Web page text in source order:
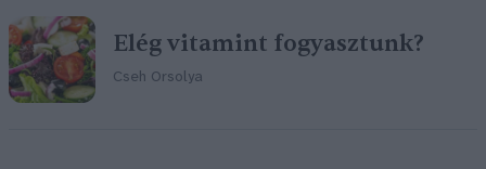
Elég vitamint fogyasztunk?
Cseh Orsolya